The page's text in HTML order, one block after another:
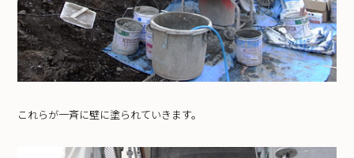
これらが一斉に壁に塗られていきます。